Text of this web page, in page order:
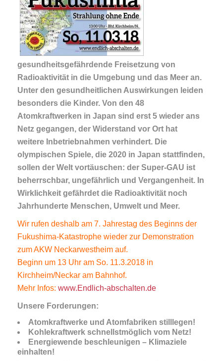
gesundheitsgefährdende Freisetzung von
Radioaktivität in die Umgebung und das Meer an.
Unter den gesundheitlichen Auswirkungen leiden
besonders die Kinder. Von den 48
Atomkraftwerken in Japan sind erst 5 wieder ans
Netz gegangen, der Widerstand vor Ort hat
weitere Inbetriebnahmen verhindert. Die
olympischen Spiele, die 2020 in Japan stattfinden,
sollen der Welt vortäuschen: der Super-GAU ist
beherrschbar, ungefährlich und Vergangenheit. In
Wirklichkeit gefährdet die Radioaktivität noch
Jahrhunderte Menschen, Umwelt und Meer.
Wir rufen deshalb am 7. Jahrestag des Beginns der
Fukushima-Katastrophe wieder zur Demonstration
zum AKW Neckarwestheim auf.
Beginn um 13 Uhr am So. 11.3.2018 in
Kirchheim/Neckar am Bahnhof.
Mehr Infos: www.Endlich-abschalten.de
Unsere Forderungen:
Atomkraftwerke und Atomfabriken stilllegen!
Kohlekraftwerk schnellstmöglich vom Netz!
Energiewende beschleunigen – Klimaziele
einhalten!